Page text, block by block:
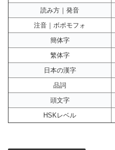
読み方｜発音
注音｜ボポモフォ
簡体字
繁体字
日本の漢字
品詞
頭文字
HSKレベル